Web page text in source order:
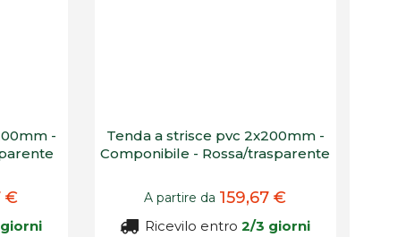
-
€
Tenda a strisce pvc 2x200mm -
Componibile - Rossa/trasparente
A partire da 159,67 €
Ricevilo entro2/3 giorni